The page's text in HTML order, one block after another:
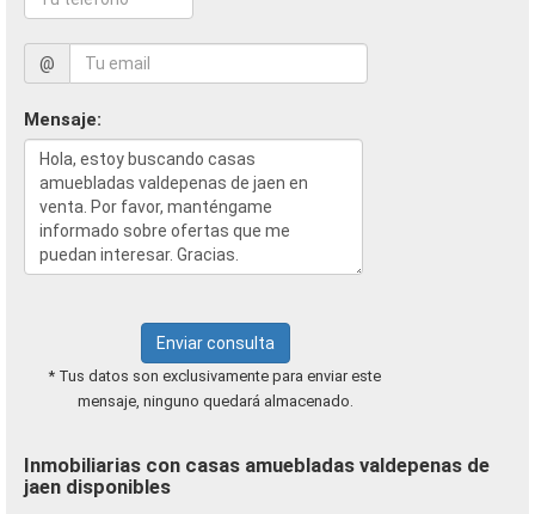
@
Mensaje:
Enviar consulta
* Tus datos son exclusivamente para enviar este
mensaje, ninguno quedará almacenado.
Inmobiliarias con casas amuebladas valdepenas de
jaen disponibles